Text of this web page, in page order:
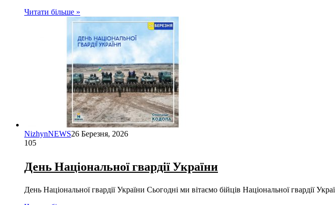
Читати більше »
NizhynNEWS26 Березня, 2026
105
День Національної гвардії України
День Національної гвардії України Сьогодні ми вітаємо бійців Національної гвардії